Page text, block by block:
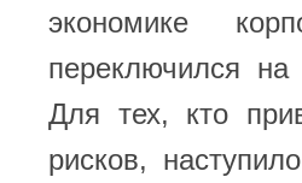
экономике
переключился
Для тех, кто
рисков,